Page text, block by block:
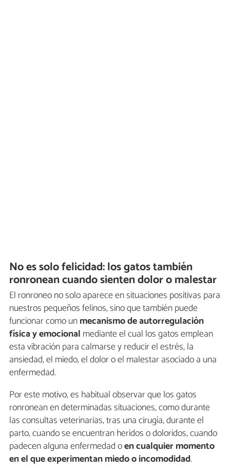
No es solo felicidad: los gatos también
ronronean cuando sienten dolor o malestar
El ronroneo no solo aparece en situaciones positivas para
nuestros pequeños felinos, sino que también puede
funcionar como unmecanismo de autorregulación
física y emocional mediante el cual los gatos emplean
esta vibración para calmarse y reducir el estrés, la
ansiedad, el miedo, el dolor o el malestar asociado a una
enfermedad.
Por este motivo, es habitual observar que los gatos
ronronean en determinadas situaciones, como durante
las consultas veterinarias, tras una cirugía, durante el
parto, cuando se encuentran heridos o doloridos, cuando
padecen alguna enfermedad oen cualquier momento
en el que experimentan miedo o incomodidad.